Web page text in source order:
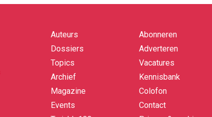
Quick
links
Auteurs
Dossiers
Topics
Archief
Magazine
Events
Abonneren
Adverteren
Vacatures
Kennisbank
Colofon
Contact